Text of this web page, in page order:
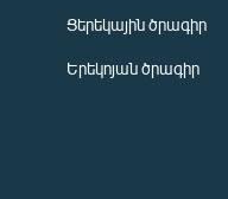
Ցերեկային ծրագիր
Երեկոյան ծրագիր